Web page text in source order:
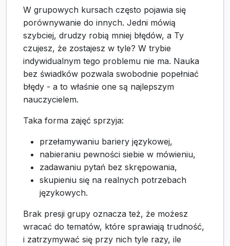
W grupowych kursach często pojawia się
porównywanie do innych. Jedni mówią
szybciej, drudzy robią mniej błędów, a Ty
czujesz, że zostajesz w tyle? W trybie
indywidualnym tego problemu nie ma. Nauka
bez świadków pozwala swobodnie popełniać
błędy - a to właśnie one są najlepszym
nauczycielem.
Taka forma zajęć sprzyja:
przełamywaniu bariery językowej,
nabieraniu pewności siebie w mówieniu,
zadawaniu pytań bez skrępowania,
skupieniu się na realnych potrzebach
językowych.
Brak presji grupy oznacza też, że możesz
wracać do tematów, które sprawiają trudność,
i zatrzymywać się przy nich tyle razy, ile